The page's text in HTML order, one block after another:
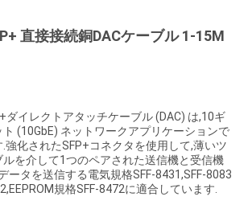
直接接続銅DACケーブル 1-15M
ダイレクトアタッチケーブル (DAC) は,10ギ
(10GbE) ネットワークアプリケーションで
強化されたSFP+コネクタを使用して,薄いツ
を介して1つのペアされた送信機と受信機
ータを送信する電気規格SFF-8431,SFF-8083
規格SFF-8472に適合しています.